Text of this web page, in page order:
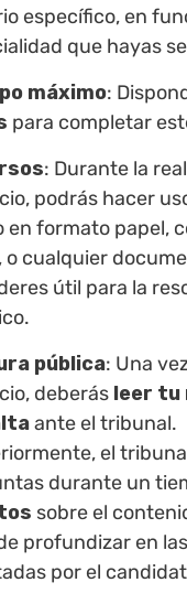
específico, en
que hayas
máximo:
para completar
: Durante la
podrás hacer
en formato papel,
o cualquier
útil para la
pública: Una
deberás leer tu
ante el tribunal.
el
durante un
sobre el
profundizar en
por el